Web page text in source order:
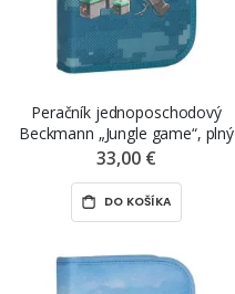
Peračník jednoposchodový
Beckmann „Jungle game“, plný
33,00 €
DO KOŠÍKA